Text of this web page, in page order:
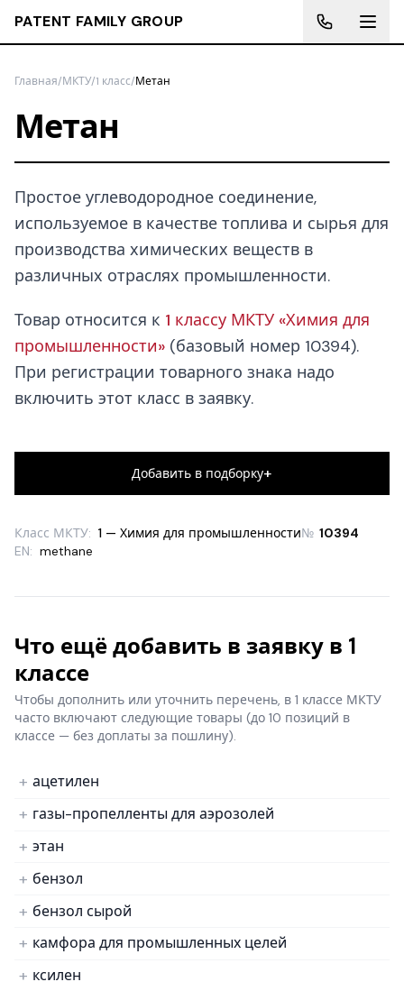
PATENT FAMILY GROUP
Главная/МКТУ/1 класс/Метан
Метан
Простое углеводородное соединение,
используемое в качестве топлива и сырья для
производства химических веществ в
различных отраслях промышленности.
Товар относится к 1 классу МКТУ «Химия для
промышленности» (базовый номер 10394).
При регистрации товарного знака надо
включить этот класс в заявку.
Добавить в подборку+
Класс МКТУ: 1 — Химия для промышленности№ 10394
EN: methane
Что ещё добавить в заявку в 1
классе
Чтобы дополнить или уточнить перечень, в 1 классе МКТУ
часто включают следующие товары (до 10 позиций в
классе — без доплаты за пошлину).
ацетилен
газы-пропелленты для аэрозолей
этан
бензол
бензол сырой
камфора для промышленных целей
ксилен